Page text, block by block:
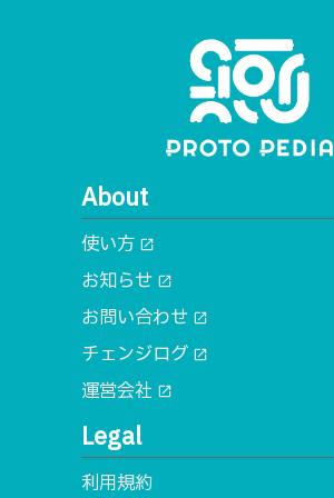
About
使い方 open_in_new
お知らせ open_in_new
お問い合わせ open_in_new
チェンジログ open_in_new
運営会社 open_in_new
Legal
利用規約